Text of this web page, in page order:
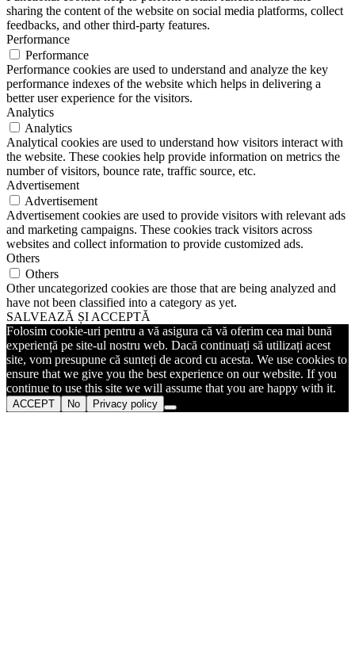
sharing the content of the website on social media platforms, collect
feedbacks, and other third-party features.
Performance
Performance
Performance cookies are used to understand and analyze the key
performance indexes of the website which helps in delivering a
better user experience for the visitors.
Analytics
Analytics
Analytical cookies are used to understand how visitors interact with
the website. These cookies help provide information on metrics the
number of visitors, bounce rate, traffic source, etc.
Advertisement
Advertisement
Advertisement cookies are used to provide visitors with relevant ads
and marketing campaigns. These cookies track visitors across
websites and collect information to provide customized ads.
Others
Others
Other uncategorized cookies are those that are being analyzed and
have not been classified into a category as yet.
SALVEAZĂ ȘI ACCEPTĂ
Folosim cookie-uri pentru a vă asigura că vă oferim cea mai bună
experiență pe site-ul nostru web. Dacă continuați să utilizați acest
site, vom presupune că sunteți de acord cu acesta. We use cookies to
ensure that we give you the best experience on our website. If you
continue to use this site we will assume that you are happy with it.
ACCEPT No Privacy policy